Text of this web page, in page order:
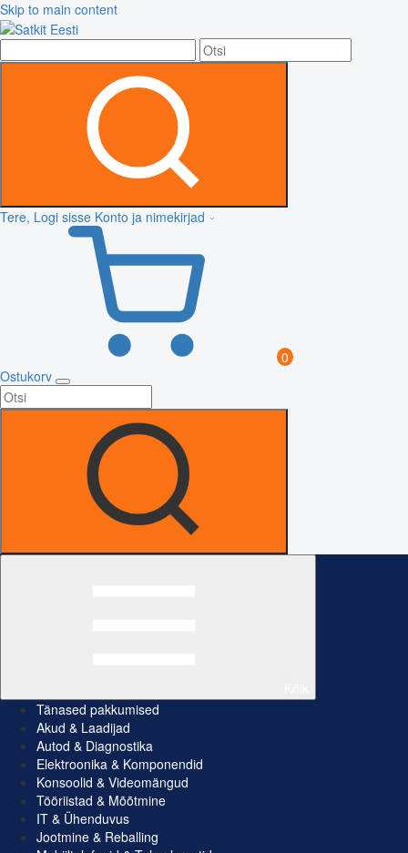
Skip to main content
Tere, Logi sisse Konto ja nimekirjad
0
Ostukorv
Tänased pakkumised
Akud & Laadijad
Autod & Diagnostika
Elektroonika & Komponendid
Konsoolid & Videomängud
Tööriistad & Mõõtmine
IT & Ühenduvus
Jootmine & Reballing